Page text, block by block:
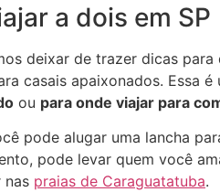
a dois em SP
deixar de trazer dicas
casais apaixonados. Essa
ou para onde viajar para
pode alugar uma lancha
pode levar quem você
nas praias de Caraguatatuba.